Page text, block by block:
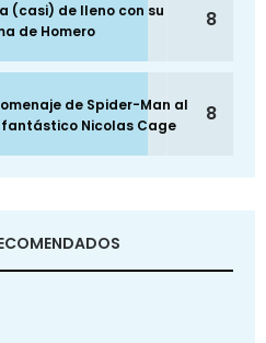
(casi) de lleno con su
de Homero
8
de Spider-Man al
fantástico Nicolas Cage
8